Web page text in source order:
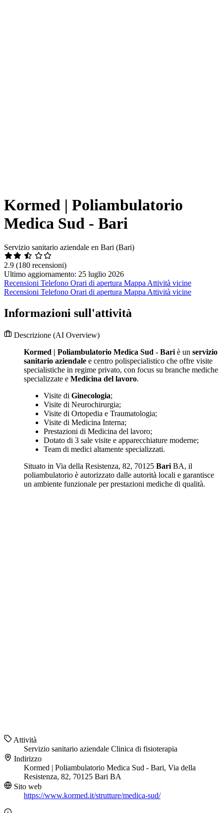
Kormed | Poliambulatorio
Medica Sud - Bari
Servizio sanitario aziendale en Bari (Bari)
2.9 (180 recensioni)
Ultimo aggiornamento: 25 luglio 2026
Recensioni Telefono Orari di apertura Mappa Attività vicine
Recensioni Telefono Orari di apertura Mappa Attività vicine
Informazioni sull'attività
Descrizione (AI Overview)
Kormed | Poliambulatorio Medica Sud - Bari è un servizio
sanitario aziendale e centro polispecialistico che offre visite
specialistiche in regime privato, con focus su branche mediche
specializzate e Medicina del lavoro.
Visite di Ginecologia;
Visite di Neurochirurgia;
Visite di Ortopedia e Traumatologia;
Visite di Medicina Interna;
Prestazioni di Medicina del lavoro;
Dotato di 3 sale visite e apparecchiature moderne;
Team di medici altamente specializzati.
Situato in Via della Resistenza, 82, 70125 Bari BA, il
poliambulatorio è autorizzato dalle autorità locali e garantisce
un ambiente funzionale per prestazioni mediche di qualità.
Attività
Servizio sanitario aziendale Clinica di fisioterapia
Indirizzo
Kormed | Poliambulatorio Medica Sud - Bari, Via della
Resistenza, 82, 70125 Bari BA
Sito web
https://www.kormed.it/strutture/medica-sud/